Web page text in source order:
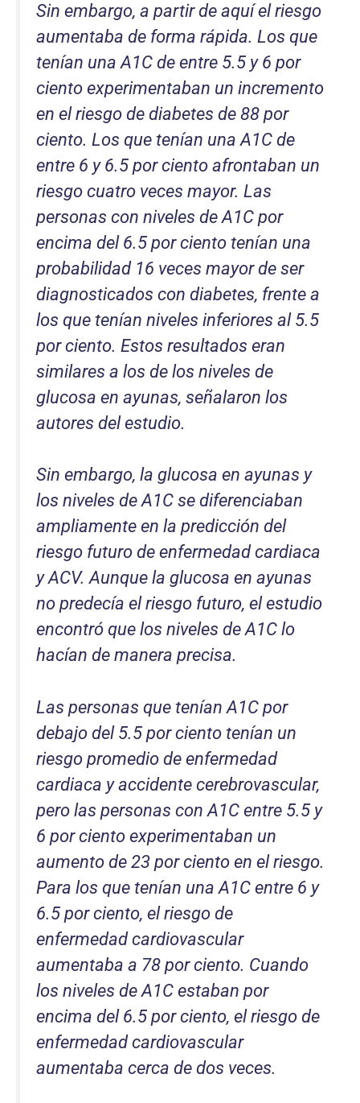
Sin embargo, a partir de aquí el riesgo
aumentaba de forma rápida. Los que
tenían una A1C de entre 5.5 y 6 por
ciento experimentaban un incremento
en el riesgo de diabetes de 88 por
ciento. Los que tenían una A1C de
entre 6 y 6.5 por ciento afrontaban un
riesgo cuatro veces mayor. Las
personas con niveles de A1C por
encima del 6.5 por ciento tenían una
probabilidad 16 veces mayor de ser
diagnosticados con diabetes, frente a
los que tenían niveles inferiores al 5.5
por ciento. Estos resultados eran
similares a los de los niveles de
glucosa en ayunas, señalaron los
autores del estudio.
Sin embargo, la glucosa en ayunas y
los niveles de A1C se diferenciaban
ampliamente en la predicción del
riesgo futuro de enfermedad cardiaca
y ACV. Aunque la glucosa en ayunas
no predecía el riesgo futuro, el estudio
encontró que los niveles de A1C lo
hacían de manera precisa.
Las personas que tenían A1C por
debajo del 5.5 por ciento tenían un
riesgo promedio de enfermedad
cardiaca y accidente cerebrovascular,
pero las personas con A1C entre 5.5 y
6 por ciento experimentaban un
aumento de 23 por ciento en el riesgo.
Para los que tenían una A1C entre 6 y
6.5 por ciento, el riesgo de
enfermedad cardiovascular
aumentaba a 78 por ciento. Cuando
los niveles de A1C estaban por
encima del 6.5 por ciento, el riesgo de
enfermedad cardiovascular
aumentaba cerca de dos veces.